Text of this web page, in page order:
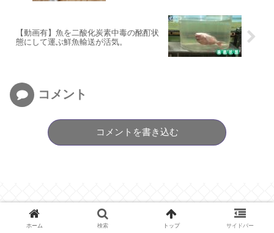
【動画有】魚を二酸化炭素中毒の酩酊状
態にして運ぶ鮮魚輸送が活気。
コメント
コメントを書き込む
ホーム 検索 トップ サイドバー